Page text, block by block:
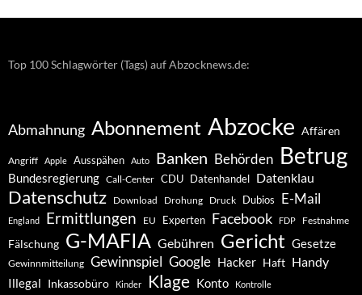
Top 100 Schlagwörter (Tags) auf Abzocknews.de:
Abmahnung Abonnement Abzocke Affären
Angriff Apple Ausspähen Auto Banken Behörden Betrug
Bundesregierung Call-Center CDU Datenhandel Datenklau
Datenschutz Download Drohung Druck Dubios E-Mail
England Ermittlungen EU Experten Facebook FDP Festnahme
Fälschung G-MAFIA Gebühren Gericht Gesetze
Gewinnmitteilung Gewinnspiel Google Hacker Haft Handy
Illegal Inkassobüro Kinder Klage Konto Kontrolle